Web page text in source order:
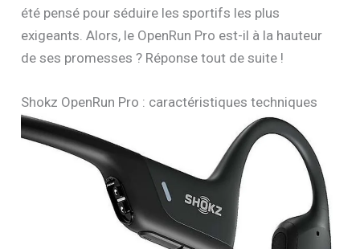
été pensé pour séduire les sportifs les plus
exigeants. Alors, le OpenRun Pro est-il à la hauteur
de ses promesses ? Réponse tout de suite !
Shokz OpenRun Pro : caractéristiques techniques